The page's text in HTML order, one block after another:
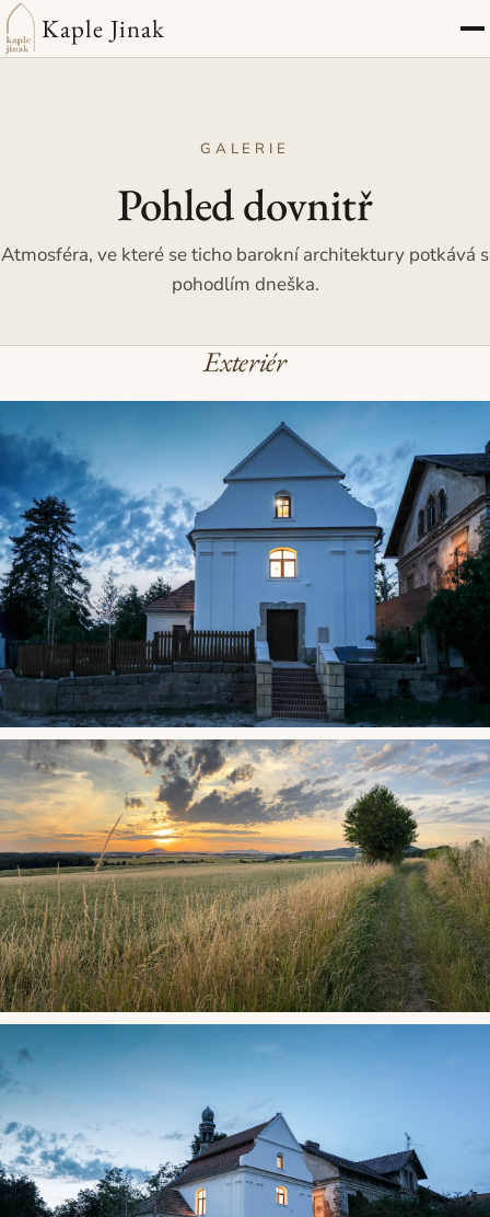
Kaple Jinak
GALERIE
Pohled dovnitř
Atmosféra, ve které se ticho barokní architektury potkává s
pohodlím dneška.
Exteriér